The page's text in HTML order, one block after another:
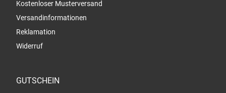
Kostenloser Musterversand
Versandinformationen
Reklamation
Widerruf
GUTSCHEIN